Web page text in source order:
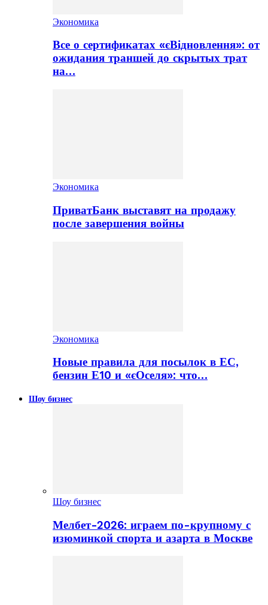
Экономика
Все о сертификатах «єВідновлення»: от
ожидания траншей до скрытых трат
на…
Экономика
ПриватБанк выставят на продажу
после завершения войны
Экономика
Новые правила для посылок в ЕС,
бензин Е10 и «єОселя»: что…
Шоу бизнес
Шоу бизнес
Мелбет-2026: играем по-крупному с
изюминкой спорта и азарта в Москве